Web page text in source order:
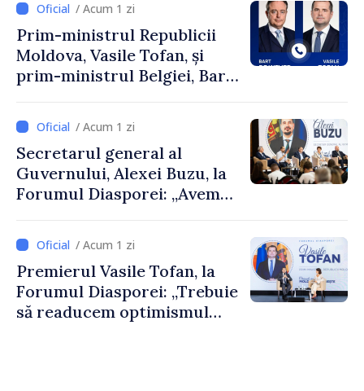
/ Acum 1 zi
Prim-ministrul Republicii
Moldova, Vasile Tofan, și
prim-ministrul Belgiei, Bart
despre parcursul european
al Republicii Moldova.
/ Acum 1 zi
Secretarul general al
Guvernului, Alexei Buzu, la
Forumul Diasporei: „Avem
dumneavoastră pentru a
construi comunități mai
puternice”
/ Acum 1 zi
Premierul Vasile Tofan, la
Forumul Diasporei: „Trebuie
să readucem optimismul